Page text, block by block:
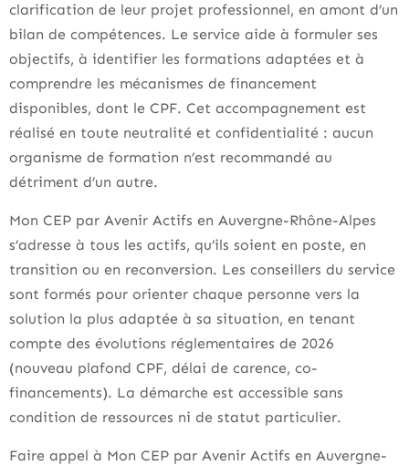
clarification de leur projet professionnel, en amont d’un
bilan de compétences. Le service aide à formuler ses
objectifs, à identifier les formations adaptées et à
comprendre les mécanismes de financement
disponibles, dont le CPF. Cet accompagnement est
réalisé en toute neutralité et confidentialité : aucun
organisme de formation n’est recommandé au
détriment d’un autre.
Mon CEP par Avenir Actifs en Auvergne-Rhône-Alpes
s’adresse à tous les actifs, qu’ils soient en poste, en
transition ou en reconversion. Les conseillers du service
sont formés pour orienter chaque personne vers la
solution la plus adaptée à sa situation, en tenant
compte des évolutions réglementaires de 2026
(nouveau plafond CPF, délai de carence, co-
financements). La démarche est accessible sans
condition de ressources ni de statut particulier.
Faire appel à Mon CEP par Avenir Actifs en Auvergne-